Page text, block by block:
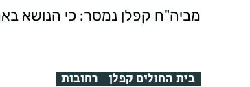
מביה"ח קפלן נמסר: כי הנושא
בית החולים קפלן רחובות